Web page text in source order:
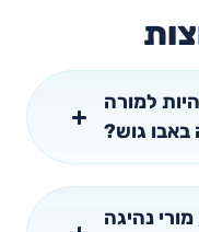
למורה
באבו גוש?
נהיגה